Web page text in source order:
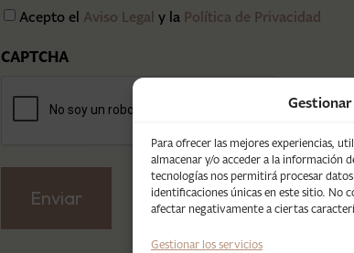
Para ofrecer las mejores experiencias,
almacenar y/o acceder a la información
tecnologías nos permitirá procesar
identificaciones únicas en este sitio. No
afectar negativamente a ciertas
Gestionar los servicios
Acepto el Aviso Legal y la Política de Privacidad
CAPTCHA